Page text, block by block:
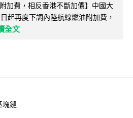
加費，相反香港不斷加價】中國大
起再度下調內陸航線燃油附加費，
全文
塊鏈